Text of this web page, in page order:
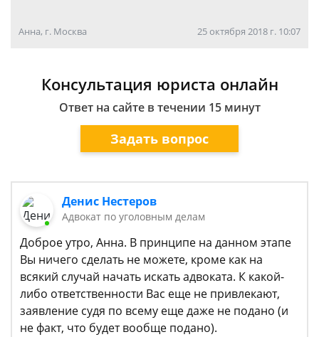
Анна, г. Москва 25 октября 2018 г. 10:07
Консультация юриста онлайн
Ответ на сайте в течении 15 минут
Задать вопрос
Денис Нестеров
Адвокат по уголовным делам
Доброе утро, Анна. В принципе на данном этапе
Вы ничего сделать не можете, кроме как на
всякий случай начать искать адвоката. К какой-
либо ответственности Вас еще не привлекают,
заявление судя по всему еще даже не подано (и
не факт, что будет вообще подано).